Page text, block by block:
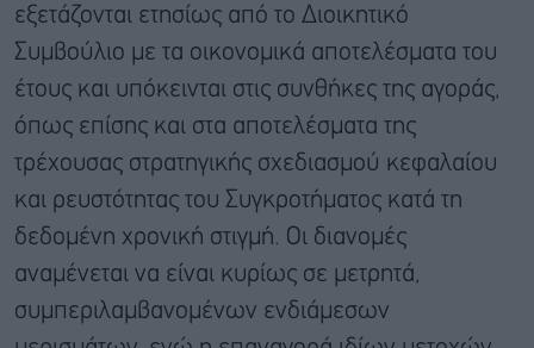
εξετάζονται ετησίως από το Διοικητικό
Συμβούλιο με τα οικονομικά αποτελέσματα του
έτους και υπόκεινται στις συνθήκες της αγοράς,
όπως επίσης και στα αποτελέσματα της
τρέχουσας στρατηγικής σχεδιασμού κεφαλαίου
και ρευστότητας του Συγκροτήματος κατά τη
δεδομένη χρονική στιγμή. Οι διανομές
αναμένεται να είναι κυρίως σε μετρητά,
συμπεριλαμβανομένων ενδιάμεσων